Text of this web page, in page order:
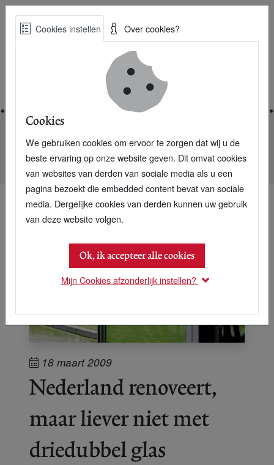
Skip
Best Practices voor een duurzame toekomst
Nieuwsarchief
Nederland renoveert, maar liever niet met driedubbel glas
18 maart 2009
Nederland renoveert,
maar liever niet met
driedubbel glas
Cookies instellen Over cookies?
Cookies
We gebruiken cookies om ervoor te zorgen dat wij u de
beste ervaring op onze website geven. Dit omvat cookies
van websites van derden van sociale media als u een
pagina bezoekt die embedded content bevat van sociale
media. Dergelijke cookies van derden kunnen uw gebruik
van deze website volgen.
Ok, ik accepteer alle cookies
Mijn Cookies afzonderlijk instellen?